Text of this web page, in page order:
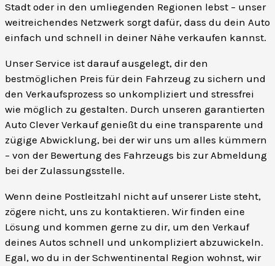
Stadt oder in den umliegenden Regionen lebst – unser
weitreichendes Netzwerk sorgt dafür, dass du dein Auto
einfach und schnell in deiner Nähe verkaufen kannst.
Unser Service ist darauf ausgelegt, dir den
bestmöglichen Preis für dein Fahrzeug zu sichern und
den Verkaufsprozess so unkompliziert und stressfrei
wie möglich zu gestalten. Durch unseren garantierten
Auto Clever Verkauf genießt du eine transparente und
zügige Abwicklung, bei der wir uns um alles kümmern
– von der Bewertung des Fahrzeugs bis zur Abmeldung
bei der Zulassungsstelle.
Wenn deine Postleitzahl nicht auf unserer Liste steht,
zögere nicht, uns zu kontaktieren. Wir finden eine
Lösung und kommen gerne zu dir, um den Verkauf
deines Autos schnell und unkompliziert abzuwickeln.
Egal, wo du in der Schwentinental Region wohnst, wir